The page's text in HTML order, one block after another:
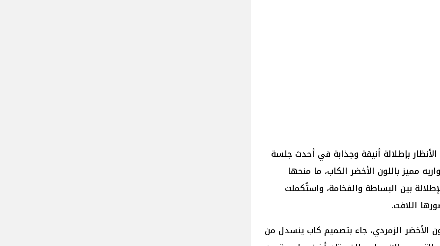
بإطلالة أنيقة وجذابة في أحدث جلسة
مميز باللون الأخضر الكاب، ما منحها
بين البساطة والفخامة، واستُكملت
اللافت.
الأخضر الزمردي، جاء بتصميم كاب ينسدل من